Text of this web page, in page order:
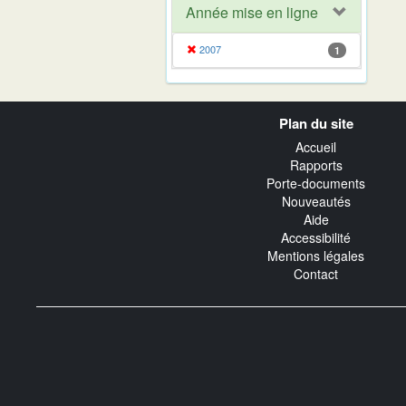
Année mise en ligne
2007 1
Plan du site
Accueil
Rapports
Porte-documents
Nouveautés
Aide
Accessibilité
Mentions légales
Contact